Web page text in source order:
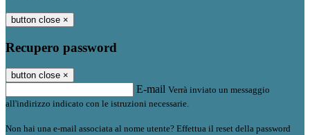
button close ×
Recupero password
button close ×
E-mail Verrà inviato un messaggio
all'indirizzo indicato con le istruzioni necessarie.
Non hai una e-mail associata al nome utente? Effettua il reset della password